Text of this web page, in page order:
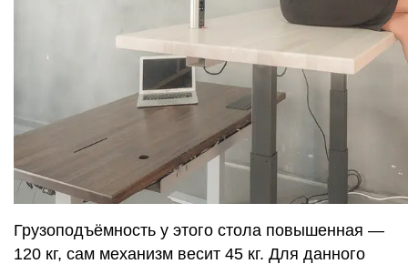
Грузоподъёмность у этого стола повышенная —
120 кг, сам механизм весит 45 кг. Для данного